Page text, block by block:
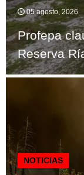
05 agosto, 2026
Profepa
Reserva
NOTICIAS